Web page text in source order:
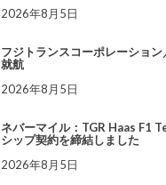
2026年8月5日
フジトランスコーポレーション
就航
2026年8月5日
ネバーマイル：TGR Haas F1
シップ契約を締結しました
2026年8月5日